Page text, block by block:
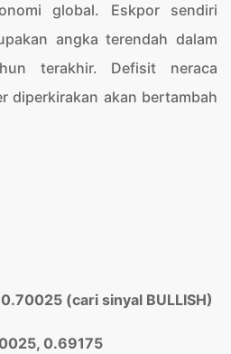
global. Eskpor sendiri
angka terendah dalam
terakhir. Defisit neraca
diperkirakan akan bertambah
(cari sinyal BULLISH)
0.69175